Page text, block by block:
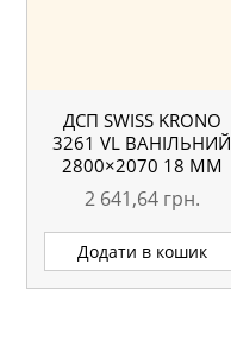
ДСП SWISS KRONO
3261 VL ВАНІЛЬНИЙ
2800×2070 18 ММ
2 641,64 грн.
Додати в кошик